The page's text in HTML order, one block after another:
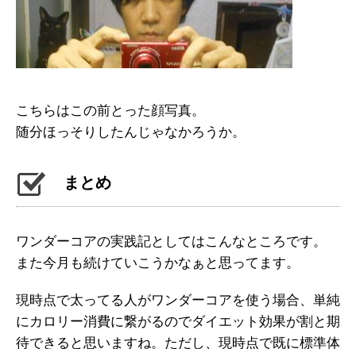
こちらはこの前とった顔写真。
随分ほっそりしたんじゃなかろうか。
まとめ
ワンダーコアの実践記としてはこんなところです。
また今月も続けていこうかなぁと思ってます。
現時点で太ってる人がワンダーコアを使う場合、単純
にカロリー消費に繋がるのでダイエット効果が割と期
待できると思いますね。ただし、現時点で既に標準体